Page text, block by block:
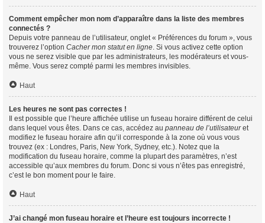
Comment empêcher mon nom d’apparaître dans la liste des membres
connectés ?
Depuis votre panneau de l’utilisateur, onglet « Préférences du forum », vous
trouverez l’option Cacher mon statut en ligne. Si vous activez cette option
vous ne serez visible que par les administrateurs, les modérateurs et vous-
même. Vous serez compté parmi les membres invisibles.
Haut
Les heures ne sont pas correctes !
Il est possible que l’heure affichée utilise un fuseau horaire différent de celui
dans lequel vous êtes. Dans ce cas, accédez au panneau de l’utilisateuret
modifiez le fuseau horaire afin qu’il corresponde à la zone où vous vous
trouvez (ex : Londres, Paris, New York, Sydney, etc.). Notez que la
modification du fuseau horaire, comme la plupart des paramètres, n’est
accessible qu’aux membres du forum. Donc si vous n’êtes pas enregistré,
c’est le bon moment pour le faire.
Haut
J’ai changé mon fuseau horaire et l’heure est toujours incorrecte !